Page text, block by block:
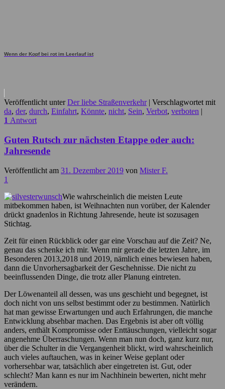
Wenn der Kopf bei rot im Leerlauf ist
Veröffentlicht unter Der liebe Straßenverkehr | Verschlagwortet mit
da, der, durch, Einfahrt, Könnte, nicht, Sein, Verbot, verboten |
1 Antwort
Guten Rutsch zur nächsten Etappe oder auch:
Jahresende
Veröffentlicht am 31. Dezember 2019 von Mister F.
1
Wie wahrscheinlich die meisten Leute
mitbekommen haben, ist Weihnachten nun vorüber, der Kalender
drückt gnadenlos in Richtung Jahresende, heute ist sozusagen
Stichtag.
Zeit für einen Rückblick oder gar eine Vorschau auf die Zeit? Ne,
genau das schenke ich mir. Wenn mir gerade die letzten Jahre, im
Besonderen 2013,2018 und 2019, nämlich eines bewiesen haben,
dann die Unvorhersagbarkeit der Geschehnisse. Die nicht zu
beeinflussenden Dinge, die trotz aller Planung eintreten.
Der Löwenanteil all dessen, was uns geschieht und begegnet, ist
doch nicht von uns selbst bestimmt oder zu bestimmen. Natürlich
hat man gewisse Erwartungen und auch Erfahrungen, die manche
Entwicklung absehbar machen. Das Ergebnis ist aber oft völlig
anders, enthält Kompromisse oder Enttäuschungen, vielleicht sogar
angenehme Überraschungen. Wenn man nun doch, ganz kurz nur,
über die Schulter in die Vergangenheit blickt, wird wahrscheinlich
auch vieles auftauchen, was in keiner Weise geplant oder
vorhersehbar war, tatsächlich aber eingetreten ist. Gut, oder
schlecht? Man kann es nur im Nachhinein bewerten, nicht mehr
verändern.